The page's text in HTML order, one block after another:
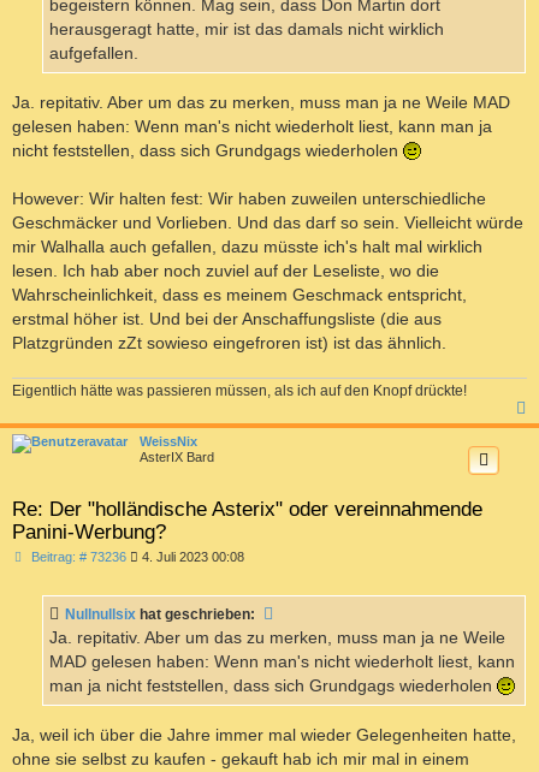
begeistern können. Mag sein, dass Don Martin dort
herausgeragt hatte, mir ist das damals nicht wirklich
aufgefallen.
Ja. repitativ. Aber um das zu merken, muss man ja ne Weile MAD
gelesen haben: Wenn man's nicht wiederholt liest, kann man ja
nicht feststellen, dass sich Grundgags wiederholen
However: Wir halten fest: Wir haben zuweilen unterschiedliche
Geschmäcker und Vorlieben. Und das darf so sein. Vielleicht würde
mir Walhalla auch gefallen, dazu müsste ich's halt mal wirklich
lesen. Ich hab aber noch zuviel auf der Leseliste, wo die
Wahrscheinlichkeit, dass es meinem Geschmack entspricht,
erstmal höher ist. Und bei der Anschaffungsliste (die aus
Platzgründen zZt sowieso eingefroren ist) ist das ähnlich.
Eigentlich hätte was passieren müssen, als ich auf den Knopf drückte!
a
WeissNix
AsterIX Bard
Re: Der "holländische Asterix" oder vereinnahmende
Panini-Werbung?
Beitrag: # 73236B
r
a
4. Juli 2023 00:08
Nullnullsix hat geschrieben:
Ja. repitativ. Aber um das zu merken, muss man ja ne Weile
MAD gelesen haben: Wenn man's nicht wiederholt liest, kann
man ja nicht feststellen, dass sich Grundgags wiederholen
Ja, weil ich über die Jahre immer mal wieder Gelegenheiten hatte,
ohne sie selbst zu kaufen - gekauft hab ich mir mal in einem